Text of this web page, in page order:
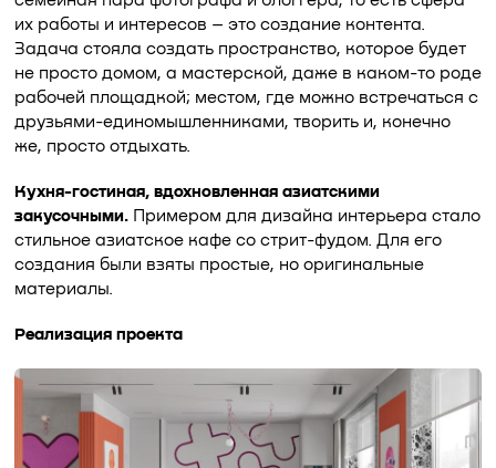
их работы и интересов – это создание контента.
Задача стояла создать пространство, которое будет
не просто домом, а мастерской, даже в каком-то роде
рабочей площадкой; местом, где можно встречаться с
друзьями-единомышленниками, творить и, конечно
же, просто отдыхать.
Кухня-гостиная, вдохновленная азиатскими
закусочными. Примером для дизайна интерьера стало
стильное азиатское кафе со стрит-фудом. Для его
создания были взяты простые, но оригинальные
материалы.
Реализация проекта